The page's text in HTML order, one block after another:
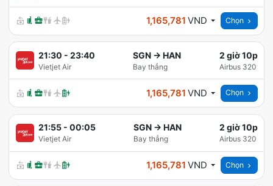
1,165,781 VND Chọn
21:30 - 23:40
Vietjet Air
SGN → HAN
Bay thẳng
2 giờ 10p
Airbus 320
1,165,781 VND Chọn
21:55- 00:05
Vietjet Air
SGN → HAN
Bay thẳng
2 giờ 10p
Airbus 320
1,165,781 VND Chọn